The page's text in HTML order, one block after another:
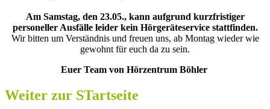
Am Samstag, den 23.05., kann aufgrund kurzfristiger
personeller Ausfälle leider kein Hörgeräteservice stattfinden.
Wir bitten um Verständnis und freuen uns, ab Montag wieder wie
gewohnt für euch da zu sein.
Euer Team von Hörzentrum Böhler
Weiter zur STartseite